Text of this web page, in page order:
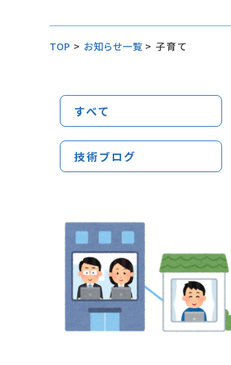
TOP > お知らせ一覧 > 子育て
すべて
技術ブログ